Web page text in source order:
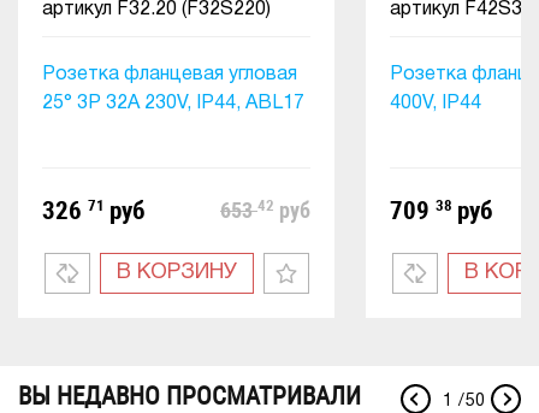
Розетка фланцевая угловая
25° 3P 32A 230V, IP44, ABL17
артикул F32.20 (F32S220)
326 71 руб 65342 руб
В КОРЗИНУ
Розетка
400V, IP44
артикул
709 38 руб
В
ВЫ НЕДАВНО ПРОСМАТРИВАЛИ /50
1